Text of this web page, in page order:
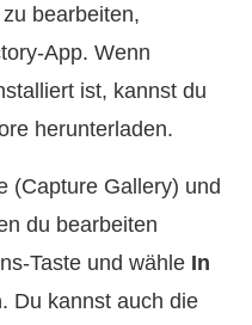
bearbeiten,
Wenn
ist, kannst du
herunterladen.
(Capture Gallery) und
du bearbeiten
und wähle In
. Du kannst auch die